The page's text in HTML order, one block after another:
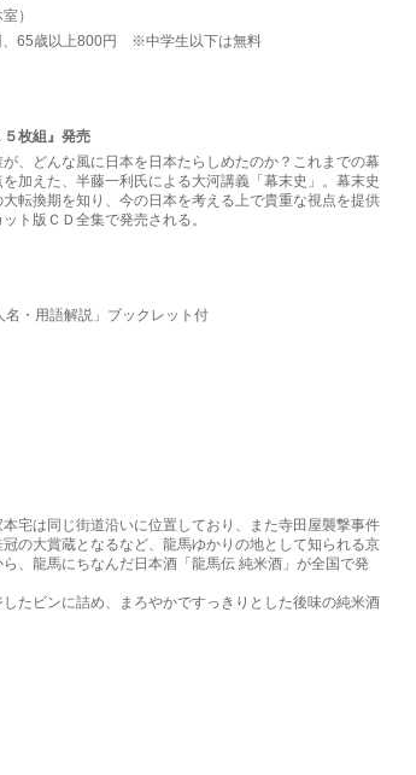
）
、65歳以上800円 ※中学生以下は無料
枚組』発売
、どんな風に日本を日本たらしめたのか？これまでの幕
加えた、半藤一利氏による大河講義「幕末史」。幕末史
転換期を知り、今の日本を考える上で貴重な視点を提供
ト版ＣＤ全集で発売される。
用語解説」ブックレット付
宅は同じ街道沿いに位置しており、また寺田屋襲撃事件
の大賞蔵となるなど、龍馬ゆかりの地として知られる京
、龍馬にちなんだ日本酒「龍馬伝 純米酒」が全国で発
たビンに詰め、まろやかですっきりとした後味の純米酒